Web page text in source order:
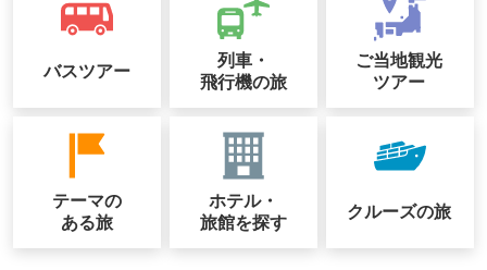
バスツアー
列車・
飛行機の旅
ご当地観光
ツアー
テーマの
ある旅
ホテル・
旅館を探す
クルーズの旅